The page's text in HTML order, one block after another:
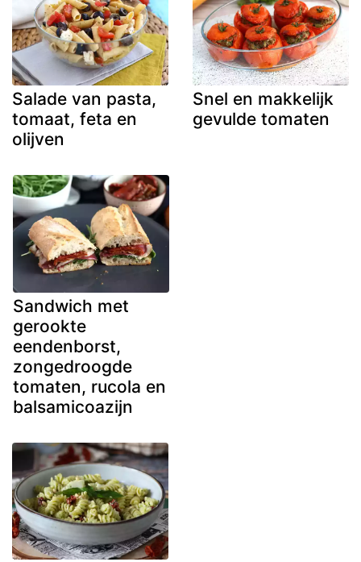
Salade van pasta,
tomaat, feta en
olijven
Snel en makkelijk
gevulde tomaten
Sandwich met
gerookte
eendenborst,
zongedroogde
tomaten, rucola en
balsamicoazijn